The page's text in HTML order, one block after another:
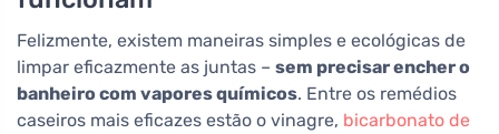
Felizmente, existem maneiras simples e ecológicas de
limpar eficazmente as juntas – sem precisar encher o
banheiro com vapores químicos. Entre os remédios
caseiros mais eficazes estão o vinagre, bicarbonato de